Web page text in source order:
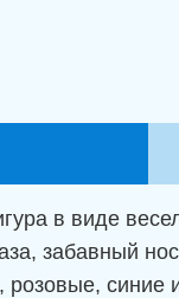
в виде
забавный